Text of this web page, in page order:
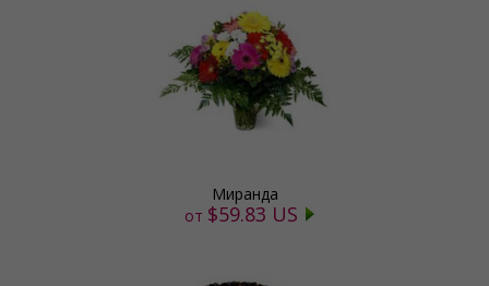
Миранда
от $59.83 US